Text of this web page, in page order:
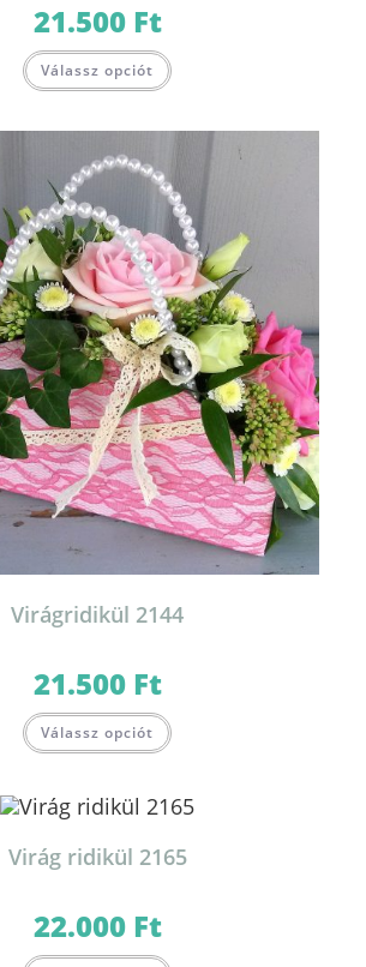
21.500 Ft
Válassz opciót
Virágridikül 2144
21.500 Ft
Válassz opciót
Virág ridikül 2165
22.000 Ft